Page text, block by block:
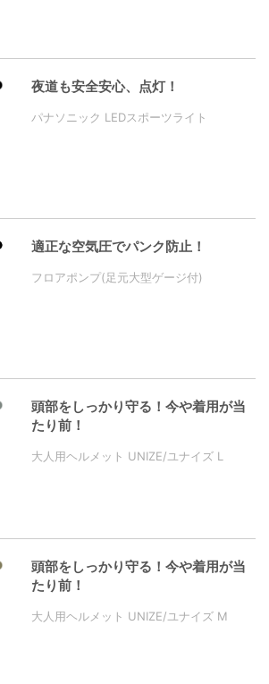
夜道も安全安心、点灯！
パナソニック LEDスポーツライト
適正な空気圧でパンク防止！
フロアポンプ(足元大型ゲージ付)
頭部をしっかり守る！今や着用が当
たり前！
大人用ヘルメット UNIZE/ユナイズ L
頭部をしっかり守る！今や着用が当
たり前！
大人用ヘルメット UNIZE/ユナイズ M